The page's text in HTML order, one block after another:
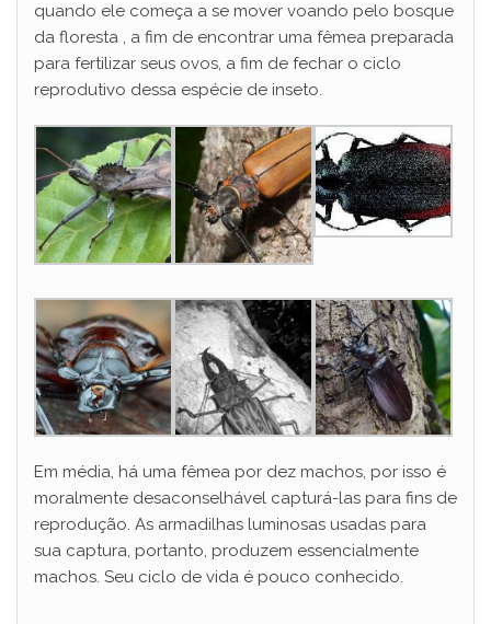
quando ele começa a se mover voando pelo bosque
da floresta , a fim de encontrar uma fêmea preparada
para fertilizar seus ovos, a fim de fechar o ciclo
reprodutivo dessa espécie de inseto.
Em média, há uma fêmea por dez machos, por isso é
moralmente desaconselhável capturá-las para fins de
reprodução. As armadilhas luminosas usadas para
sua captura, portanto, produzem essencialmente
machos. Seu ciclo de vida é pouco conhecido.